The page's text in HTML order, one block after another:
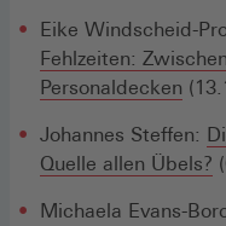
Eike Windscheid-
Fehlzeiten:
Personaldecken
Johannes Steffen:
Quelle allen Übels?
Michaela Evans-